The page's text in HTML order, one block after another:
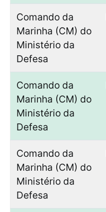
Comando da
Marinha (CM) do
Ministério da
Defesa
Comando da
Marinha (CM) do
Ministério da
Defesa
Comando da
Marinha (CM) do
Ministério da
Defesa